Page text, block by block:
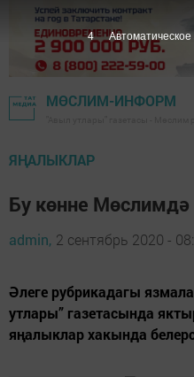
МӨСЛИМ-ИНФОРМ
ЯҢАЛЫКЛАР
Бу көнне Мөслимдә
admin, 2 сентябрь 2020 -
Әлеге рубрикадагы
утлары” газетасында
яңалыклар хакында
4